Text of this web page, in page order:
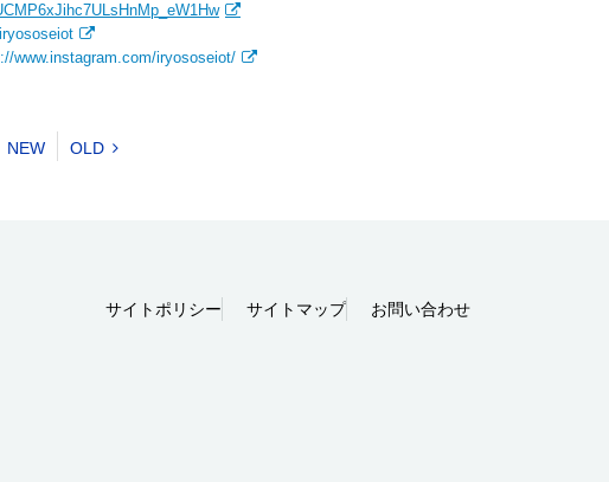
www.instagram.com/iryososeiot/
NEW OLD
サイトポリシー サイトマップ お問い合わせ